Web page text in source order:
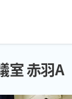
室 赤羽A